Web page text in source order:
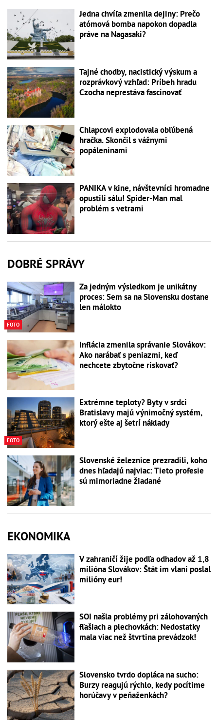
Jedna chvíľa zmenila dejiny: Prečo
atómová bomba napokon dopadla
práve na Nagasaki?
Tajné chodby, nacistický výskum a
rozprávkový vzhľad: Príbeh hradu
Czocha neprestáva fascinovať
Chlapcovi explodovala obľúbená
hračka. Skončil s vážnymi
popáleninami
PANIKA v kine, návštevníci hromadne
opustili sálu! Spider-Man mal
problém s vetrami
DOBRÉ SPRÁVY
FOTO
Za jedným výsledkom je unikátny
proces: Sem sa na Slovensku dostane
len málokto
Inflácia zmenila správanie Slovákov:
Ako narábať s peniazmi, keď
nechcete zbytočne riskovať?
FOTO
Extrémne teploty? Byty v srdci
Bratislavy majú výnimočný systém,
ktorý ešte aj šetrí náklady
Slovenské železnice prezradili, koho
dnes hľadajú najviac: Tieto profesie
sú mimoriadne žiadané
EKONOMIKA
V zahraničí žije podľa odhadov až 1,8
milióna Slovákov: Štát im vlani poslal
milióny eur!
SOI našla problémy pri zálohovaných
fľašiach a plechovkách: Nedostatky
mala viac než štvrtina prevádzok!
Slovensko tvrdo dopláca na sucho:
Burzy reagujú rýchlo, kedy pocítime
horúčavy v peňaženkách?